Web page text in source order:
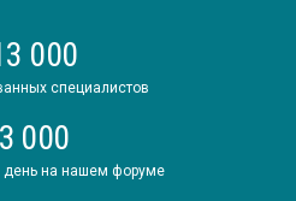
000
специалистов
000
день на нашем форуме